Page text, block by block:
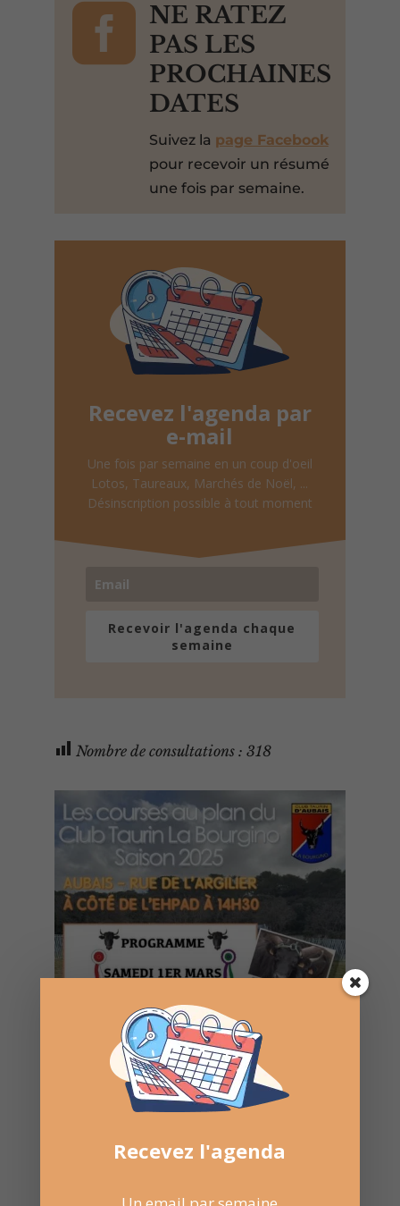

NE RATEZ
PAS LES
PROCHAINES
DATES
Suivez la page Facebook
pour recevoir un résumé
une fois par semaine.
Recevez l'agenda par
e-mail
Une fois par semaine en un coup d'oeil
Lotos, Taureaux, Marchés de Noël, ...
Désinscription possible à tout moment
Recevoir l'agenda chaque
semaine
Nombre de consultations : 318
Recevez l'agenda